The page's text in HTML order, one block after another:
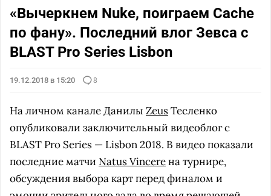
«Вычеркнем Nuke, поиграем Cache
по фану». Последний влог Зевса с
BLAST Pro Series Lisbon
19.12.2018 в 15:20 8
На личном канале Данилы ZeusТесленко
опубликовали заключительный видеоблог с
BLAST Pro Series — Lisbon 2018. В видео показали
последние матчи Natus Vincereна турнире,
обсуждения выбора карт перед финалом и